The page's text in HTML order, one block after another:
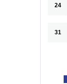
24
31